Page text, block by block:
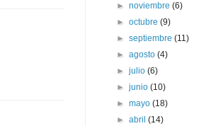
►noviembre(6)
►octubre(9)
►septiembre(11)
►agosto(4)
►julio(6)
►junio(10)
►mayo(18)
►abril(14)